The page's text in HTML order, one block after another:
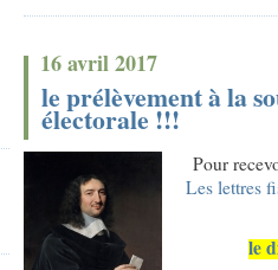
16 avril 2017
le prélèvement à la
électorale !!!
Pour
Les lettres
le